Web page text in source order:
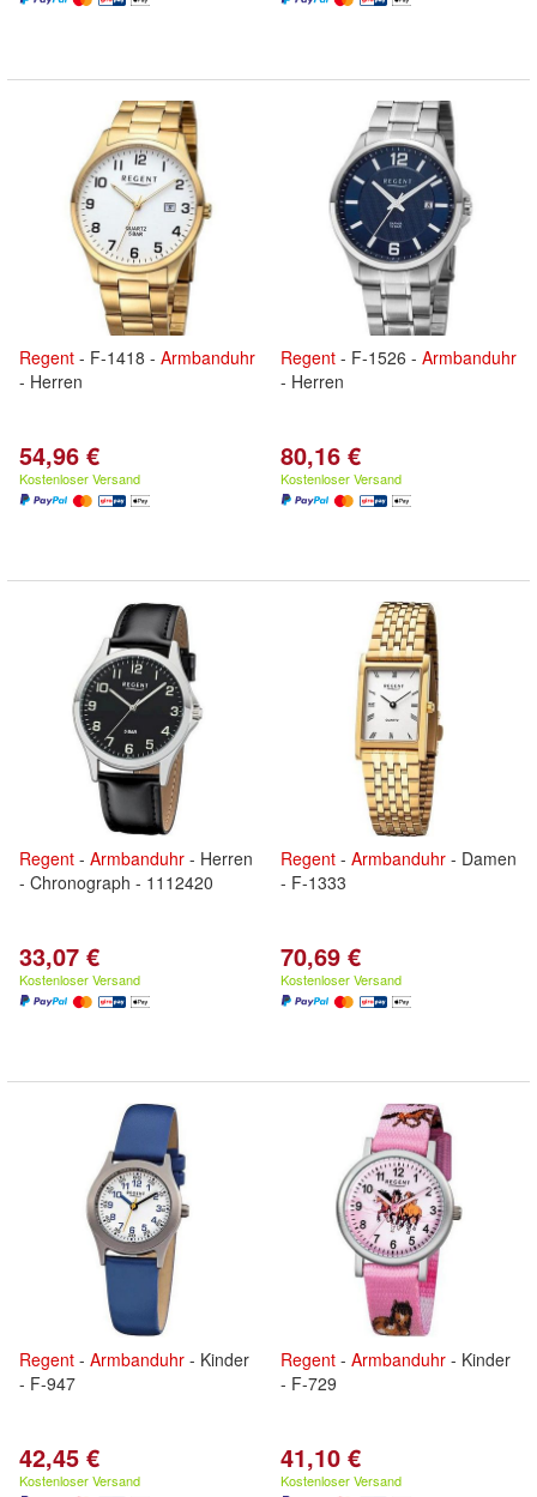
Regent - F-1418 - Armbanduhr
- Herren
54,96 €
Kostenloser Versand
Regent - F-1526 - Armbanduhr
- Herren
80,16 €
Kostenloser Versand
Regent - Armbanduhr - Herren
- Chronograph - 1112420
33,07 €
Kostenloser Versand
Regent - Armbanduhr - Damen
- F-1333
70,69 €
Kostenloser Versand
Regent - Armbanduhr - Kinder
- F-947
42,45 €
Kostenloser Versand
Regent - Armbanduhr - Kinder
- F-729
41,10 €
Kostenloser Versand